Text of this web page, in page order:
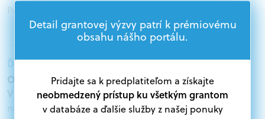
Podnikatelia
Ďalšie informácie:
Oprávnení žiadatelia:
V databáze grantov a dotácií na portáli Grantexpert.sk
nájdete aktuálne výzvy z eurofondov, plánu obnovy a
Detail grantovej výzvy patrí k prémiovému
obsahu nášho portálu.
Pridajte sa k predplatiteľom a získajte
neobmedzený prístup ku všetkým grantom
v databáze a ďalšie služby z našej ponuky